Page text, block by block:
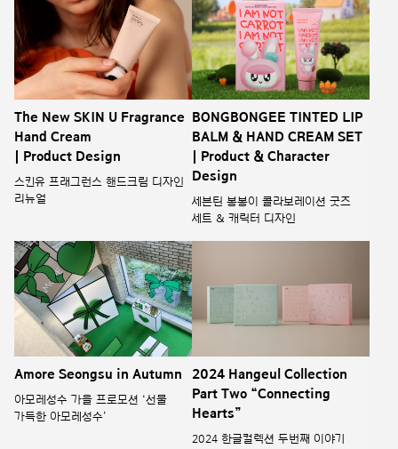
The New SKIN U Fragrance
Hand Cream
| Product Design
스킨유 프래그런스 핸드크림 디자인
리뉴얼
BONGBONGEE TINTED LIP
BALM & HAND CREAM SET
| Product & Character
Design
세븐틴 봉봉이 콜라보레이션 굿즈
세트 & 캐릭터 디자인
Amore Seongsu in Autumn
아모레성수 가을 프로모션 ‘선물
가득한 아모레성수’
2024 Hangeul Collection
Part Two “Connecting
Hearts”
2024 한글컬렉션 두번째 이야기